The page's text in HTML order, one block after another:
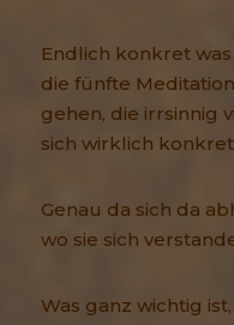
Endlich konkret
die fünfte
gehen, die irrsinnig
sich wirklich
Genau da sich da
wo sie sich
Was ganz wichtig